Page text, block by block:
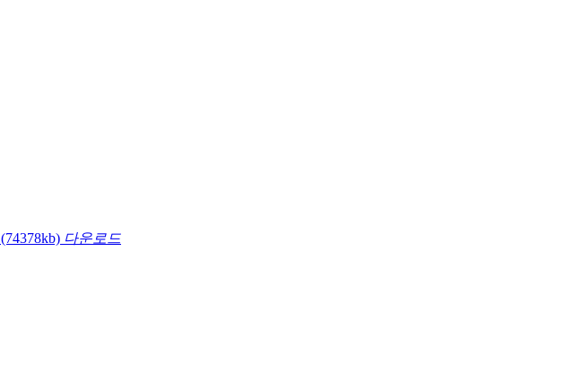
(74378kb) 다운로드